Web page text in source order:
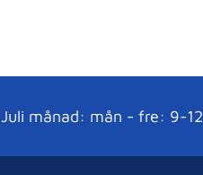
Juli månad: mån - fre: 9-12